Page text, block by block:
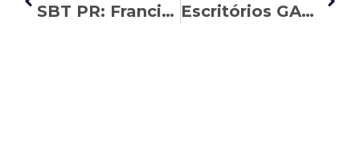
SBT PR: Francine Cadó comenta a perícia online do INSS Escritórios GASAM e MP&C reiteram que não pedem dados por WhatsApp